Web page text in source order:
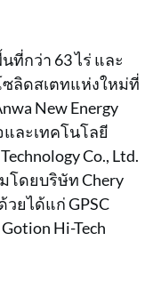
กว่า 63 ไร่ และ
ลิดสเตทแห่งใหม่ที่
New Energy
และเทคโนโลยี
Co., Ltd.
โดยบริษัท Chery
ยได้แก่ GPSC
Hi-Tech